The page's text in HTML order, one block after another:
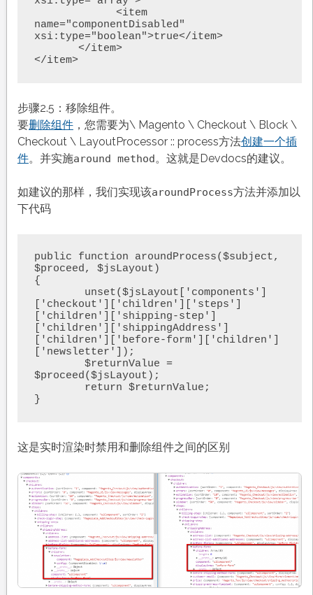
name="componentDisabled"
xsi:type="boolean">true</item>
</item>
步骤2.5：移除组件。
要删除组件，您需要为\ Magento \ Checkout \ Block \
Checkout \ LayoutProcessor :: process方法创建一个插
件。并实施around method。这就是Devdocs的建议。
如建议的那样，我们实现该aroundProcess方法并添加以
下代码
public function aroundProcess($subject,
$proceed, $jsLayout)
{
['checkout']['children']['steps']
['children']['shipping-step']
['children']['shippingAddress']
['children']['before-form']['children']
['newsletter']);
$proceed($jsLayout);
这是实时渲染时禁用和删除组件之间的区别